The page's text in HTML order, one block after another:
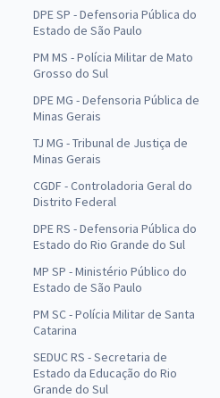
DPE SP - Defensoria Pública do
Estado de São Paulo
PM MS - Polícia Militar de Mato
Grosso do Sul
DPE MG - Defensoria Pública de
Minas Gerais
TJ MG - Tribunal de Justiça de
Minas Gerais
CGDF - Controladoria Geral do
Distrito Federal
DPE RS - Defensoria Pública do
Estado do Rio Grande do Sul
MP SP - Ministério Público do
Estado de São Paulo
PM SC - Polícia Militar de Santa
Catarina
SEDUC RS - Secretaria de
Estado da Educação do Rio
Grande do Sul